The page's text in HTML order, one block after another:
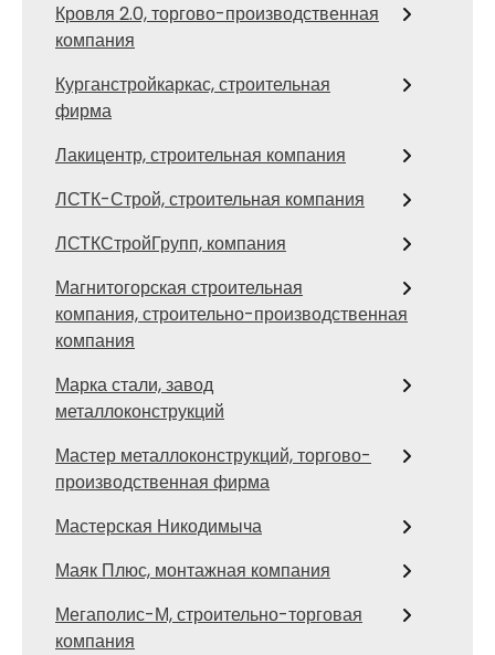
Кровля 2.0, торгово-производственная
компания
Курганстройкаркас, строительная
фирма
Лакицентр, строительная компания
ЛСТК-Строй, строительная компания
ЛСТКСтройГрупп, компания
Магнитогорская строительная
компания, строительно-производственная
компания
Марка стали, завод
металлоконструкций
Мастер металлоконструкций, торгово-
производственная фирма
Мастерская Никодимыча
Маяк Плюс, монтажная компания
Мегаполис-М, строительно-торговая
компания